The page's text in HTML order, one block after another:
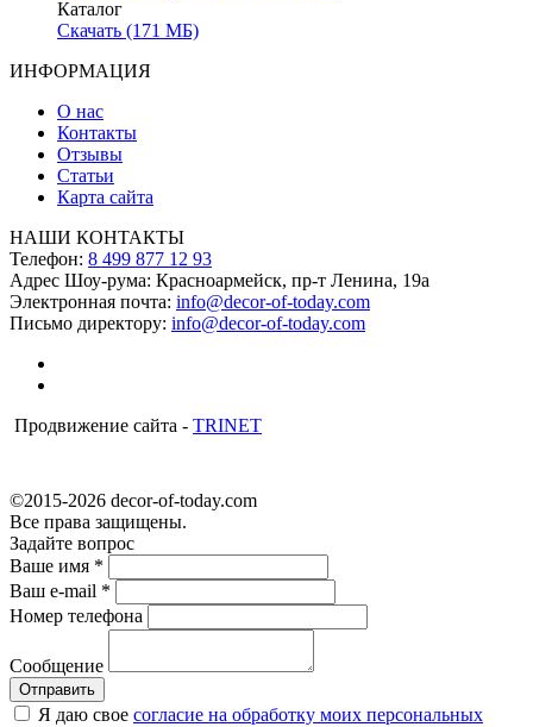
Каталог
Скачать (171 МБ)
ИНФОРМАЦИЯ
О нас
Контакты
Отзывы
Статьи
Карта сайта
НАШИ КОНТАКТЫ
Телефон: 8 499 877 12 93
Адрес Шоу-рума: Красноармейск, пр-т Ленина, 19а
Электронная почта: info@decor-of-today.com
Письмо директору: info@decor-of-today.com
Продвижение сайта - TRINET
©2015-2026 decor-of-today.com
Все права защищены.
Задайте вопрос
Ваше имя *
Ваш e-mail *
Номер телефона
Сообщение
Я даю свое согласие на обработку моих персональных